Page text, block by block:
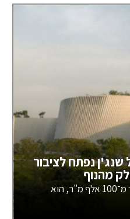
נפתח לציבור
מהנוף
המוזיאון, המשתרע על פני יותר מ־100 אלף מ"ר, הוא